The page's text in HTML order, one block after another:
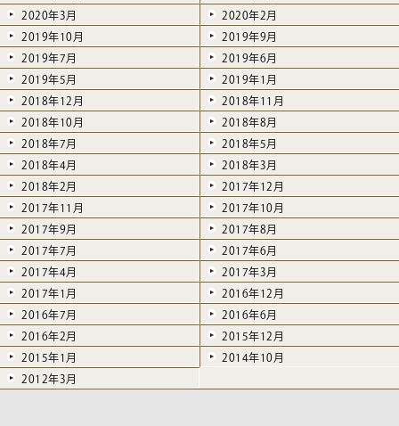
2020年3月
2020年2月
2019年10月
2019年9月
2019年7月
2019年6月
2019年5月
2019年1月
2018年12月
2018年11月
2018年10月
2018年8月
2018年7月
2018年5月
2018年4月
2018年3月
2018年2月
2017年12月
2017年11月
2017年10月
2017年9月
2017年8月
2017年7月
2017年6月
2017年4月
2017年3月
2017年1月
2016年12月
2016年7月
2016年6月
2016年2月
2015年12月
2015年1月
2014年10月
2012年3月